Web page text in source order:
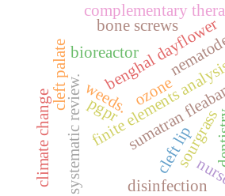
benghal dayflower
sourgrass
sumatran
weeds.
complementary
systematic review.
bone screws
cleft lip
cleft palate finite elements
ozone
disinfection
climate change
bioreactor
pgpr